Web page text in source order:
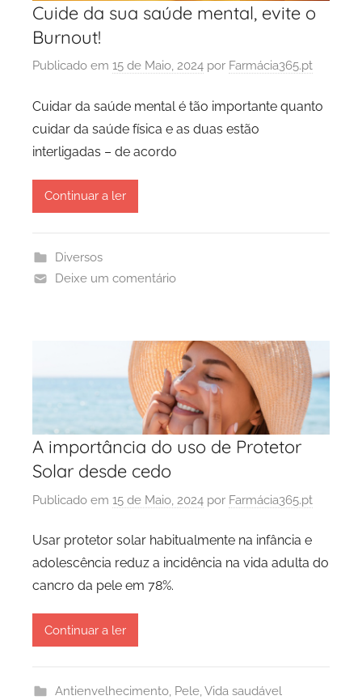
Cuide da sua saúde mental, evite o
Burnout!
Publicado em 15 de Maio, 2024 por Farmácia365.pt
Cuidar da saúde mental é tão importante quanto
cuidar da saúde física e as duas estão
interligadas – de acordo
Continuar a ler
Diversos
Deixe um comentário
A importância do uso de Protetor
Solar desde cedo
Publicado em 15 de Maio, 2024 por Farmácia365.pt
Usar protetor solar habitualmente na infância e
adolescência reduz a incidência na vida adulta do
cancro da pele em 78%.
Continuar a ler
Antienvelhecimento, Pele,Vida saudável